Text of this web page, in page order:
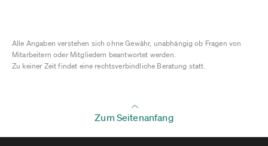
Alle Angaben verstehen sich ohne Gewähr, unabhängig ob Fragen von
Mitarbeitern oder Mitgliedern beantwortet werden.
Zu keiner Zeit findet eine rechtsverbindliche Beratung statt.
Zum Seitenanfang